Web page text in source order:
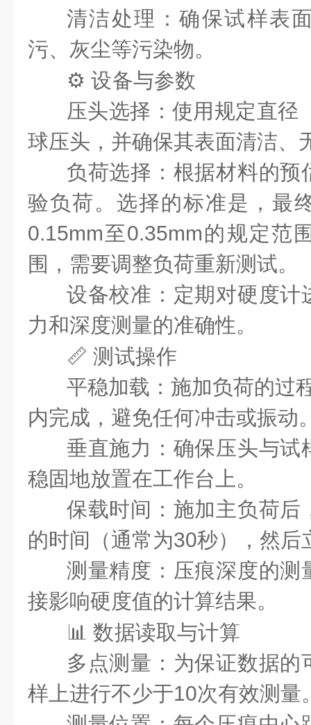
清洁处理 ：确保试样表
污、灰尘等污染物。
⚙️ 设备与参数
压头选择 ：使用规定直
球压头，并确保其表面清洁、
负荷选择 ：根据材料的
验负荷。选择的标准是，最
0.15mm至0.35mm的规定范
围，需要调整负荷重新测试。
设备校准 ：定期对硬度
力和深度测量的准确性。
📏 测试操作
平稳加载 ：施加负荷的过
内完成，避免任何冲击或振动
垂直施力 ：确保压头与
稳固地放置在工作台上。
保载时间 ：施加主负荷
的时间（通常为30秒），然后
测量精度 ：压痕深度的
接影响硬度值的计算结果。
📊 数据读取与计算
多点测量 ：为保证数据
样上进行不少于10次有效测量